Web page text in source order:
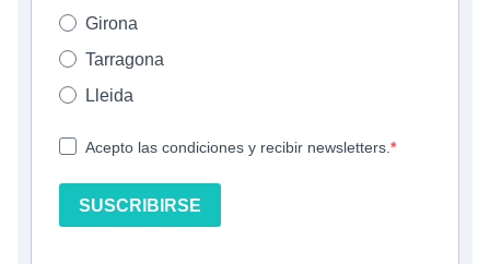
Girona
Tarragona
Lleida
Acepto las condiciones y recibir newsletters.
SUSCRIBIRSE